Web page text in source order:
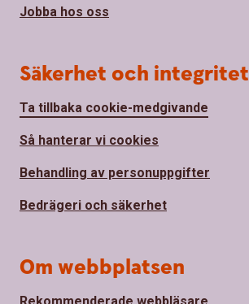
Jobba hos oss
Säkerhet och integritet
Ta tillbaka cookie-medgivande
Så hanterar vi cookies
Behandling av personuppgifter
Bedrägeri och säkerhet
Om webbplatsen